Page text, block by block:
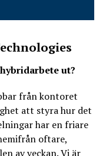
ut?
från kontoret
att styra hur det
har en friare
oftare,
av veckan. Vi är